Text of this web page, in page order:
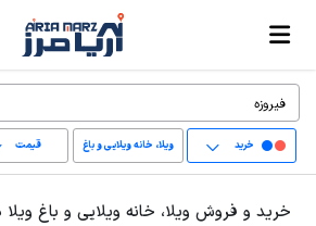
خرید ویلا، خانه ویلایی و باغ
ویلا
قیمت
خرید و فروش ویلا، خانه ویلایی و باغ ویلا